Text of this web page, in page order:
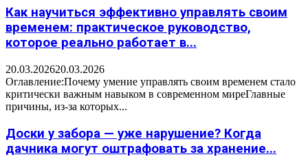
Как научиться эффективно управлять своим
временем: практическое руководство,
которое реально работает в...
20.03.202620.03.2026
Оглавление:Почему умение управлять своим временем стало
критически важным навыком в современном миреГлавные
причины, из-за которых...
Доски у забора — уже нарушение? Когда
дачника могут оштрафовать за хранение...